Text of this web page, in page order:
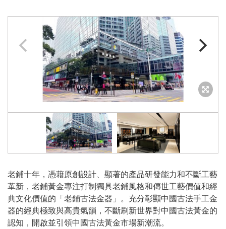
老鋪十年，憑藉原創設計、顯著的產品研發能力和不斷工藝
革新，老鋪黃金專注打制獨具老鋪風格和傳世工藝價值和經
典文化價值的「老鋪古法金器」。充分彰顯中國古法手工金
器的經典極致與高貴氣韻，不斷刷新世界對中國古法黃金的
認知，開啟並引領中國古法黃金市場新潮流。